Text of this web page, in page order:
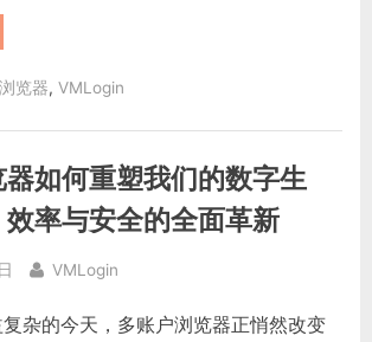
览器,VMLogin
器如何重塑我们的数字生
率与安全的全面革新
By
VMLogin
杂的今天，多账户浏览器正悄然改变